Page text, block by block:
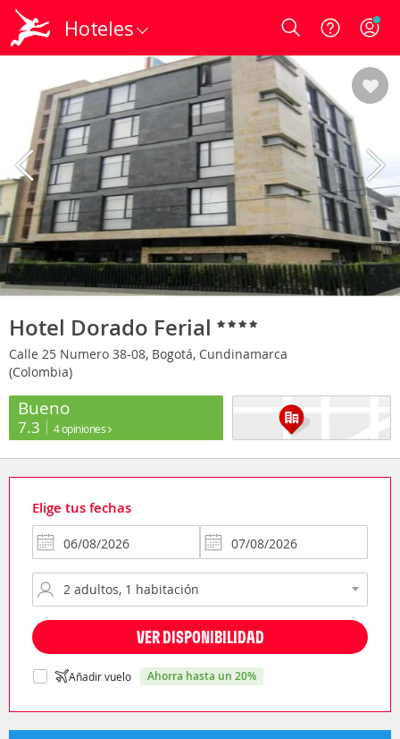
Hoteles Login
Hotel Dorado Ferial
Calle 25 Numero 38-08, Bogotá, Cundinamarca
(Colombia)
Bueno
7.3 4 opiniones
Elige tus fechas
VER DISPONIBILIDAD
Añadir vuelo ahorra hasta un 20%